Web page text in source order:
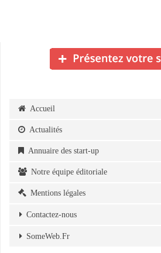
Accueil
Actualités
Annuaire des start-up
Notre équipe éditoriale
Mentions légales
Contactez-nous
SomeWeb.Fr